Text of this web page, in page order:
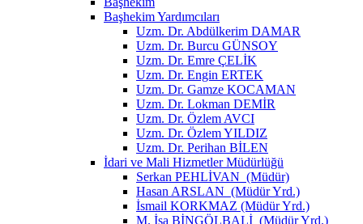
Başhekim Yardımcıları
Uzm. Dr. Abdülkerim DAMAR
Uzm. Dr. Burcu GÜNSOY
Uzm. Dr. Emre ÇELİK
Uzm. Dr. Engin ERTEK
Uzm. Dr. Gamze KOCAMAN
Uzm. Dr. Lokman DEMİR
Uzm. Dr. Özlem AVCI
Uzm. Dr. Özlem YILDIZ
Uzm. Dr. Perihan BİLEN
İdari ve Mali Hizmetler Müdürlüğü
Serkan PEHLİVAN (Müdür)
Hasan ARSLAN (Müdür Yrd.)
İsmail KORKMAZ (Müdür Yrd.)
M. İsa BİNGÖLBALİ (Müdür Yrd.)